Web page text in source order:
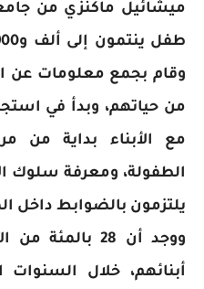
وقام بجمع معلومات عن
من حياتهم، وبدأ في
مع الأبناء بداية من
الطفولة، ومعرفة سلوك
يلتزمون بالضوابط داخل
ووجد أن 28
أبنائهم، خلال السنوات